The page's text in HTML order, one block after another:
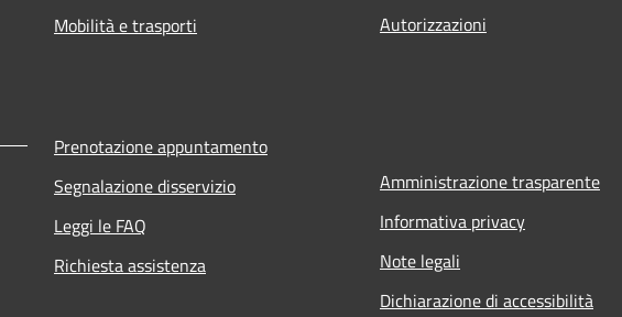
Mobilità e trasporti
Autorizzazioni
Prenotazione appuntamento
Segnalazione disservizio
Leggi le FAQ
Richiesta assistenza
Amministrazione trasparente
Informativa privacy
Note legali
Dichiarazione di accessibilità